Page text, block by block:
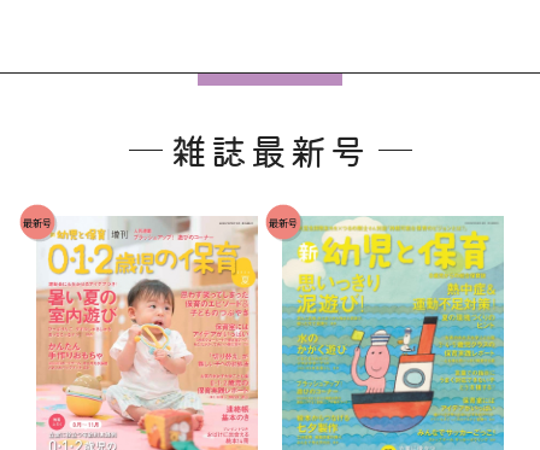
雑誌最新号
最新号 最新号